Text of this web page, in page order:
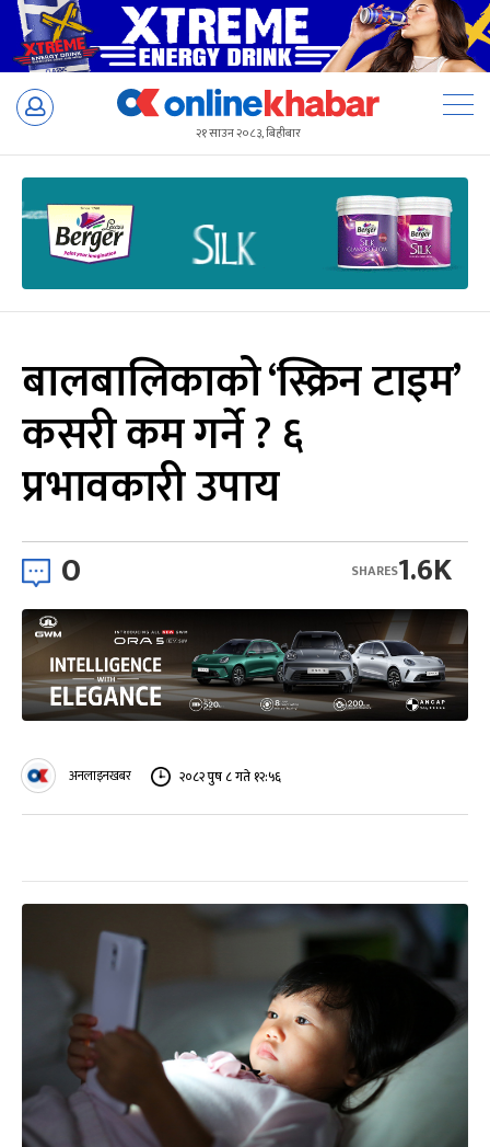
Skip
२१ साउन २०८३, बिहीबार
बालबालिकाको ‘स्क्रिन टाइम’
कसरी कम गर्ने ? ६
प्रभावकारी उपाय
0 1.6K
SHARES
अनलाइनखबर २०८२ पुष ८ गते १२:५६